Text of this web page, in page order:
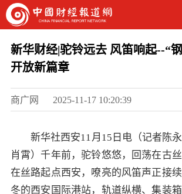
新华财经|驼铃远去 风笛响起--“
开放新篇章
商广网 2025-11-17 10:20:39
新华社西安11月15日电（记者陈
肖霄）千年前，驼铃悠悠，回荡在古丝
在丝路起点西安，嘹亮的风笛声正接
冬的西安国际港站，轨道纵横、集装